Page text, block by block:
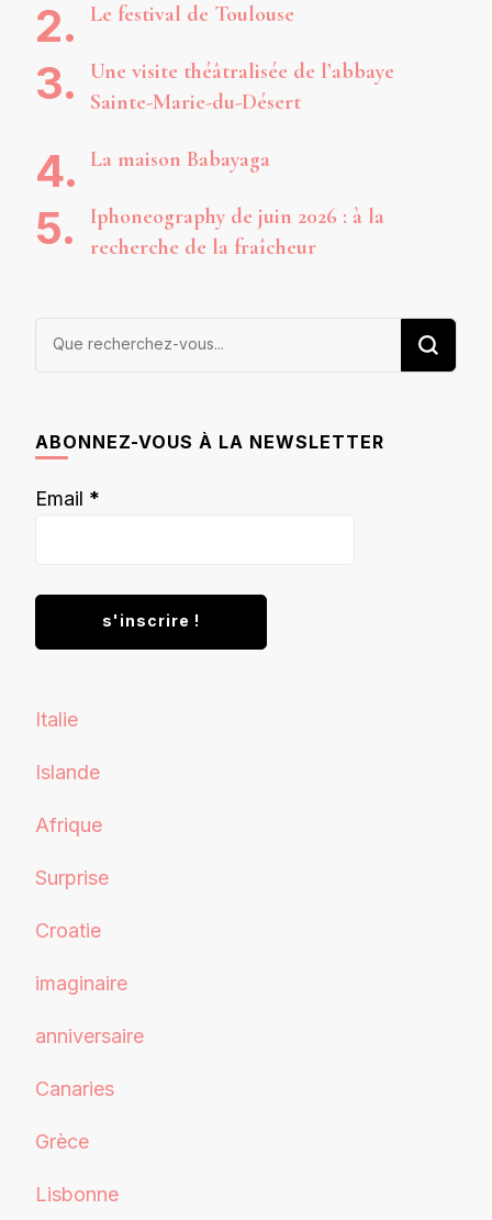
Le festival de Toulouse
Une visite théâtralisée de l’abbaye
Sainte-Marie-du-Désert
La maison Babayaga
Iphoneography de juin 2026 : à la
recherche de la fraîcheur
Vous
ABONNEZ-VOUS À LA NEWSLETTER
Email *
Italie
Islande
Afrique
Surprise
Croatie
imaginaire
anniversaire
Canaries
Grèce
Lisbonne